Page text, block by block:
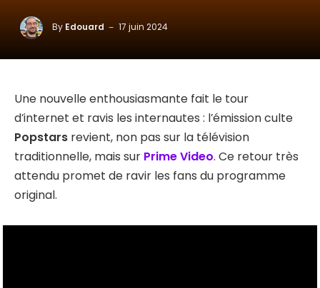
By Edouard 17 juin 2024
Une nouvelle enthousiasmante fait le tour
d’internet et ravis les internautes : l’émission culte
Popstars revient, non pas sur la télévision
traditionnelle, mais sur Prime Video. Ce retour très
attendu promet de ravir les fans du programme
original.